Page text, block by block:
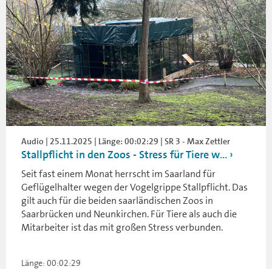
Audio | 25.11.2025 | Länge: 00:02:29 | SR 3 - Max Zettler
Stallpflicht in den Zoos - Stress für Tiere w...
Seit fast einem Monat herrscht im Saarland für
Geflügelhalter wegen der Vogelgrippe Stallpflicht. Das
gilt auch für die beiden saarländischen Zoos in
Saarbrücken und Neunkirchen. Für Tiere als auch die
Mitarbeiter ist das mit großen Stress verbunden.
Länge: 00:02:29